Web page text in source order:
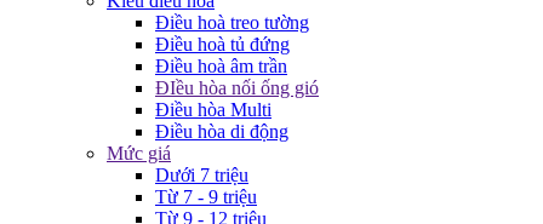
Điều hoà treo tường
Điều hoà tủ đứng
Điều hoà âm trần
ĐIều hòa nối ống gió
Điều hòa Multi
Điều hòa di động
Mức giá
Dưới 7 triệu
Từ 7 - 9 triệu
Từ 9 - 12 triệu